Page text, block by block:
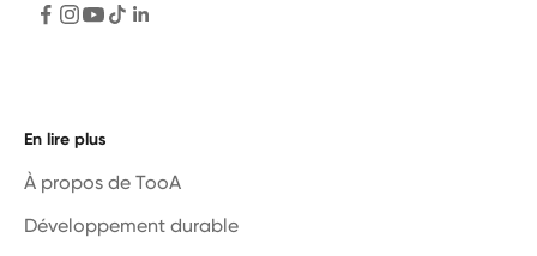
En lire plus
À propos de TooA
Développement durable